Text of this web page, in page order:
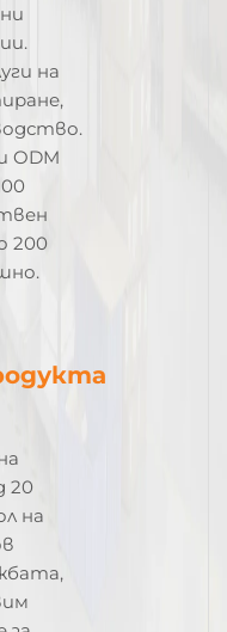
на
ODM
200
20
на